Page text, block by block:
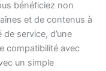
bénéficiez non
et de contenus à
service, d’une
compatibilité avec
un simple